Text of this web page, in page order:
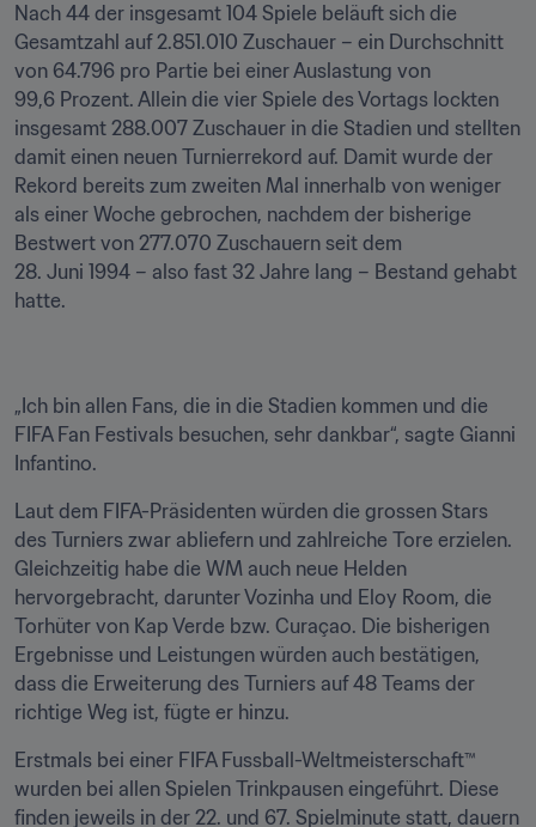
Nach 44 der insgesamt 104 Spiele beläuft sich die
Gesamtzahl auf 2.851.010 Zuschauer – ein Durchschnitt
von 64.796 pro Partie bei einer Auslastung von
99,6 Prozent. Allein die vier Spiele des Vortags lockten
insgesamt 288.007 Zuschauer in die Stadien und stellten
damit einen neuen Turnierrekord auf. Damit wurde der
Rekord bereits zum zweiten Mal innerhalb von weniger
als einer Woche gebrochen, nachdem der bisherige
Bestwert von 277.070 Zuschauern seit dem
28. Juni 1994 – also fast 32 Jahre lang – Bestand gehabt
hatte.
„Ich bin allen Fans, die in die Stadien kommen und die
FIFA Fan Festivals besuchen, sehr dankbar“, sagte Gianni
Infantino.
Laut dem FIFA-Präsidenten würden die grossen Stars
des Turniers zwar abliefern und zahlreiche Tore erzielen.
Gleichzeitig habe die WM auch neue Helden
hervorgebracht, darunter Vozinha und Eloy Room, die
Torhüter von Kap Verde bzw. Curaçao. Die bisherigen
Ergebnisse und Leistungen würden auch bestätigen,
dass die Erweiterung des Turniers auf 48 Teams der
richtige Weg ist, fügte er hinzu.
Erstmals bei einer FIFA Fussball-Weltmeisterschaft™
wurden bei allen Spielen Trinkpausen eingeführt. Diese
finden jeweils in der 22. und 67. Spielminute statt, dauern